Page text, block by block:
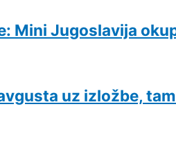
Mini Jugoslavija
uz izložbe,